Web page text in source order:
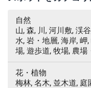
自然
山, 森, 川, 河川敷, 渓
水, 岩・地層, 海岸, 岬
場, 遊歩道, 牧場, 農場
花・植物
梅林, 名木, 並木道, 庭